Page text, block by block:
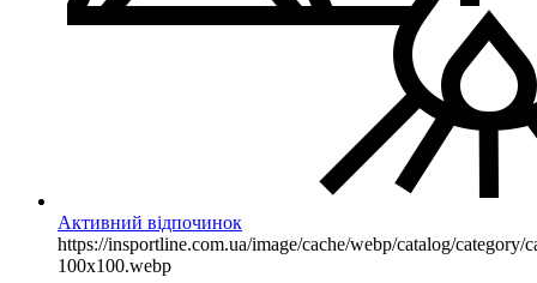
Активний відпочинок
https://insportline.com.ua/image/cache/webp/catalog/category/
100x100.webp